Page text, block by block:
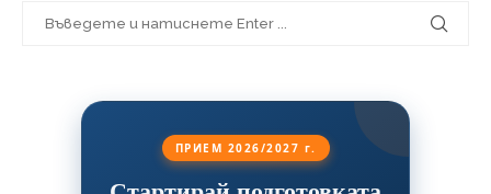
ПРИЕМ 2026/2027 г.